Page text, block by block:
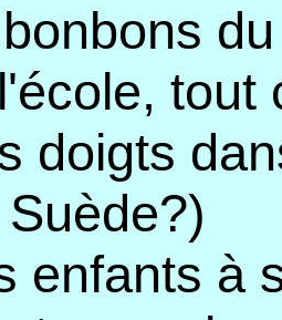
tout
doigts
enfants à